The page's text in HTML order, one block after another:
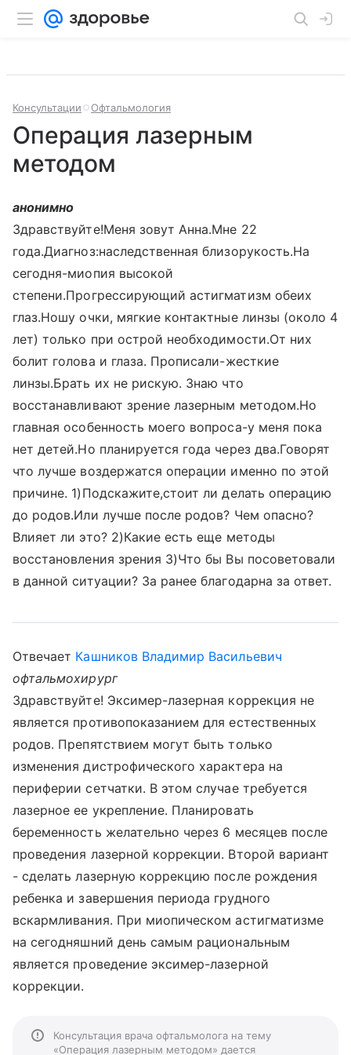
Консультации Офтальмология
Операция лазерным
методом
анонимно
Здравствуйте!Меня зовут Анна.Мне 22
года.Диагноз:наследственная близорукость.На
сегодня-миопия высокой
степени.Прогрессирующий астигматизм обеих
глаз.Ношу очки, мягкие контактные линзы (около 4
лет) только при острой необходимости.От них
болит голова и глаза. Прописали-жесткие
линзы.Брать их не рискую. Знаю что
восстанавливают зрение лазерным методом.Но
главная особенность моего вопроса-у меня пока
нет детей.Но планируется года через два.Говорят
что лучше воздержатся операции именно по этой
причине. 1)Подскажите,стоит ли делать операцию
до родов.Или лучше после родов? Чем опасно?
Влияет ли это? 2)Какие есть еще методы
восстановления зрения 3)Что бы Вы посоветовали
в данной ситуации? За ранее благодарна за ответ.
Отвечает Кашников Владимир Васильевич
офтальмохирург
Здравствуйте! Эксимер-лазерная коррекция не
является противопоказанием для естественных
родов. Препятствием могут быть только
изменения дистрофического характера на
периферии сетчатки. В этом случае требуется
лазерное ее укрепление. Планировать
беременность желательно через 6 месяцев после
проведения лазерной коррекции. Второй вариант
- сделать лазерную коррекцию после рождения
ребенка и завершения периода грудного
вскармливания. При миопическом астигматизме
на сегодняшний день самым рациональным
является проведение эксимер-лазерной
коррекции.
Консультация врача офтальмолога на тему
«Операция лазерным методом» дается